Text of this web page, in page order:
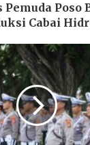
Pemuda Poso
Cabai